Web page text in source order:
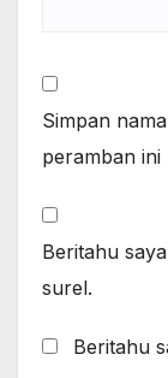
Simpan
peramban
Beritahu
surel.
Beritahu